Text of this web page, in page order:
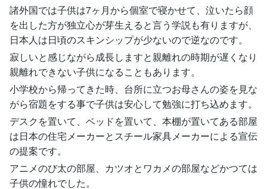
諸外国では子供は7ヶ月から個室で寝かせて、泣いたら顔
を出した方が独立心が芽生えると言う学説も有りますが、
日本人は日頃のスキンシップが少ないので逆なのです。
寂しいと感じながら成長しますと親離れの時期が遅くなり
親離れできない子供になることもあります。
小学校から帰ってきた時、台所に立つお母さんの姿を見な
がら宿題をする事で子供は安心して勉強に打ち込めます。
デスクを置いて、ベッドを置いて、本棚が置いてある部屋
は日本の住宅メーカーとスチール家具メーカーによる宣伝
の提案です。
アニメのび太の部屋、カツオとワカメの部屋などかつては
子供の憧れでした。